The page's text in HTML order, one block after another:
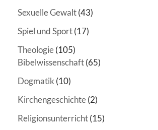
Sexuelle Gewalt(43)
Spiel und Sport(17)
Theologie(105)
Bibelwissenschaft(65)
Dogmatik(10)
Kirchengeschichte(2)
Religionsunterricht(15)